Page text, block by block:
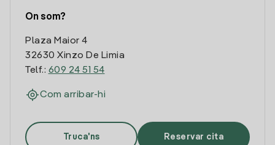
On som?
Plaza Maior 4
32630 Xinzo De Limia
Telf.: 609 24 51 54
Com arribar-hi
Truca'ns Reservar cita